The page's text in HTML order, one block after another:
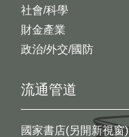
社會/科學
財金產業
政治/外交/國防
流通管道
國家書店(另開新視窗)